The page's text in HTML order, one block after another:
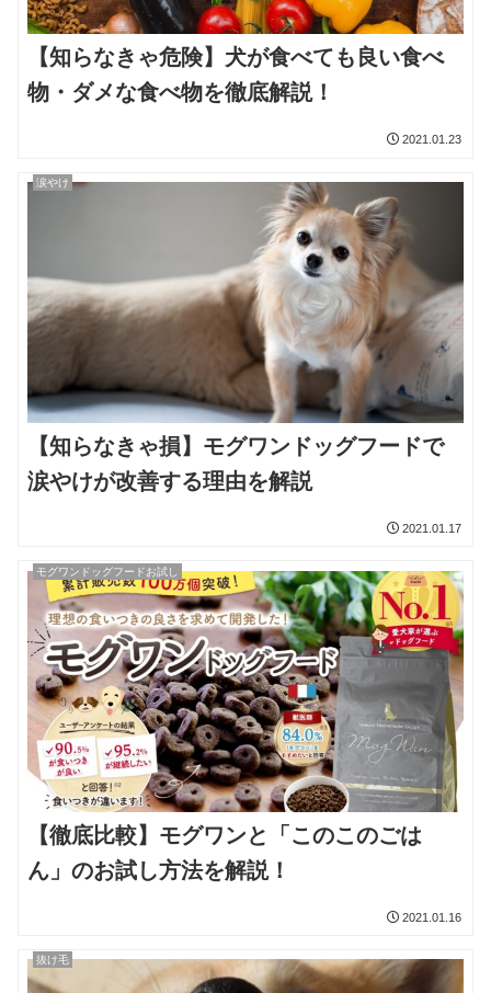
【知らなきゃ危険】犬が食べても良い食べ
物・ダメな食べ物を徹底解説！
2021.01.23
涙やけ
【知らなきゃ損】モグワンドッグフードで
涙やけが改善する理由を解説
2021.01.17
モグワンドッグフードお試し
【徹底比較】モグワンと「このこのごは
ん」のお試し方法を解説！
2021.01.16
抜け毛